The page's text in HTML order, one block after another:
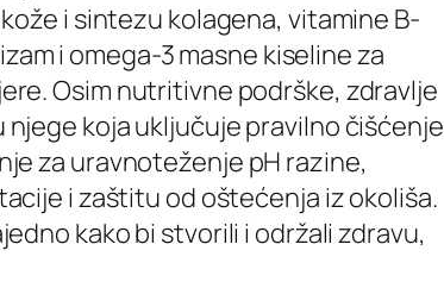
i sintezu kolagena, vitamine B-
i omega-3 masne kiseline za
Osim nutritivne podrške, zdravlje
koja uključuje pravilno čišćenje
za uravnoteženje pH razine,
i zaštitu od oštećenja iz okoliša.
kako bi stvorili i održali zdravu,